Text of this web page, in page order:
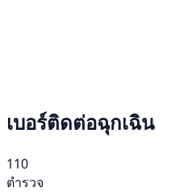
เบอร์ติดต่อฉุกเฉิน
110
ตำรวจ